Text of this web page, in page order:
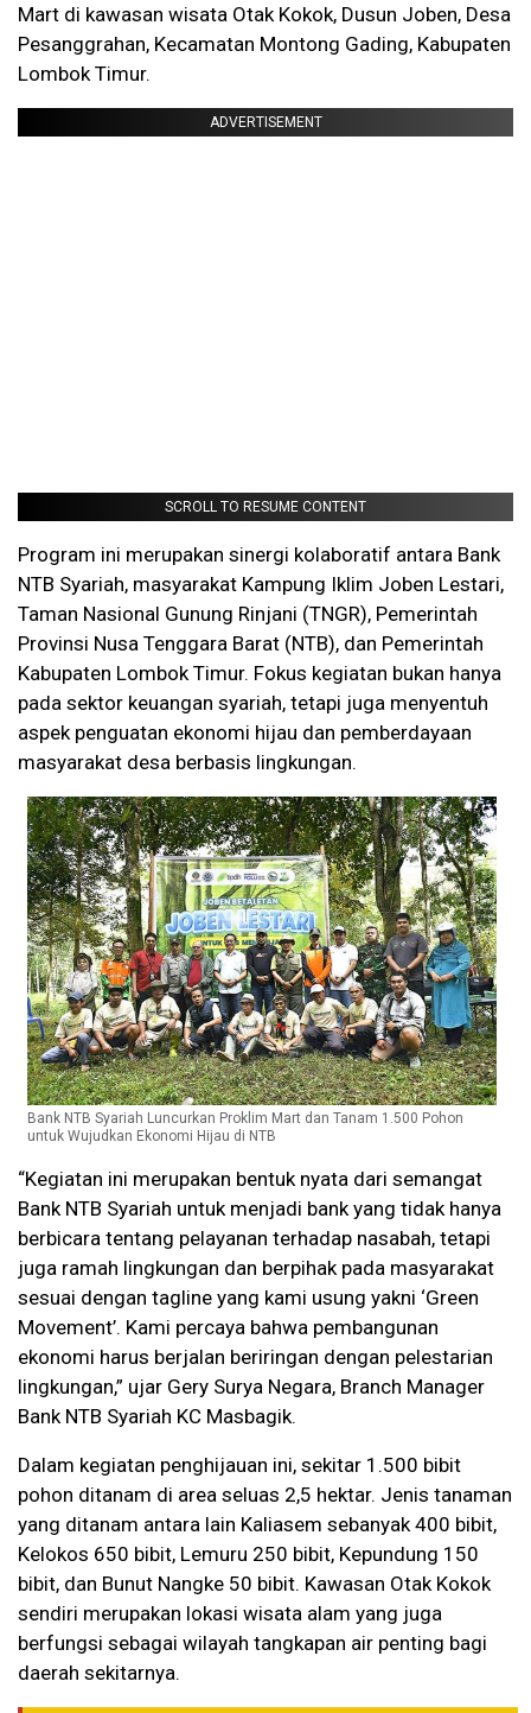
Mart di kawasan wisata Otak Kokok, Dusun Joben, Desa
Pesanggrahan, Kecamatan Montong Gading, Kabupaten
Lombok Timur.
ADVERTISEMENT
SCROLL TO RESUME CONTENT
Program ini merupakan sinergi kolaboratif antara Bank
NTB Syariah, masyarakat Kampung Iklim Joben Lestari,
Taman Nasional Gunung Rinjani (TNGR), Pemerintah
Provinsi Nusa Tenggara Barat (NTB), dan Pemerintah
Kabupaten Lombok Timur. Fokus kegiatan bukan hanya
pada sektor keuangan syariah, tetapi juga menyentuh
aspek penguatan ekonomi hijau dan pemberdayaan
masyarakat desa berbasis lingkungan.
Bank NTB Syariah Luncurkan Proklim Mart dan Tanam 1.500 Pohon
untuk Wujudkan Ekonomi Hijau di NTB
“Kegiatan ini merupakan bentuk nyata dari semangat
Bank NTB Syariah untuk menjadi bank yang tidak hanya
berbicara tentang pelayanan terhadap nasabah, tetapi
juga ramah lingkungan dan berpihak pada masyarakat
sesuai dengan tagline yang kami usung yakni ‘Green
Movement’. Kami percaya bahwa pembangunan
ekonomi harus berjalan beriringan dengan pelestarian
lingkungan,” ujar Gery Surya Negara, Branch Manager
Bank NTB Syariah KC Masbagik.
Dalam kegiatan penghijauan ini, sekitar 1.500 bibit
pohon ditanam di area seluas 2,5 hektar. Jenis tanaman
yang ditanam antara lain Kaliasem sebanyak 400 bibit,
Kelokos 650 bibit, Lemuru 250 bibit, Kepundung 150
bibit, dan Bunut Nangke 50 bibit. Kawasan Otak Kokok
sendiri merupakan lokasi wisata alam yang juga
berfungsi sebagai wilayah tangkapan air penting bagi
daerah sekitarnya.